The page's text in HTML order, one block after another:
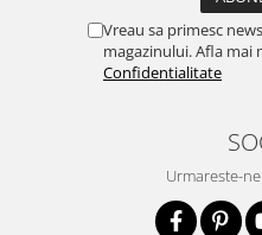
Vreau sa primesc
magazinului. Afla mai
Confidentialitate
Urmareste-